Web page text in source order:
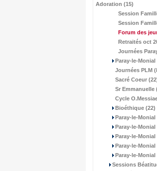
Adoration (15)
Session
Session
Forum des
Retraités oct
Journées
Paray-le-Monial
Journées PLM
Sacré Coeur
Sr Emmanuelle
Cycle
Bioéthique (22)
Paray-le-Monial
Paray-le-Monial
Paray-le-Monial
Paray-le-Monial
Paray-le-Monial
Sessions